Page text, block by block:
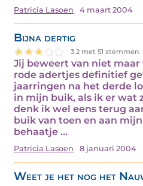
Patricia Lasoen 4 maart 2004
Bijna dertig
3.2 met 51 stemmen
Jij beweert van niet
rode adertjes definitief
jaarringen na het derde
in mijn buik, als ik er wat
denk ik wel eens terug
buik van toen en aan
behaatje ...
Patricia Lasoen 8 januari 2004
Weet je het nog het